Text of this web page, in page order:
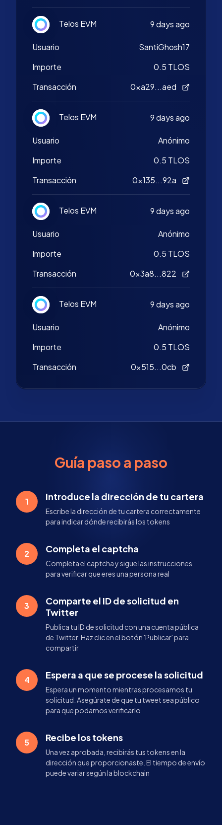
Telos EVM 9 days ago
Usuario
SantiGhosh17
Importe
0.5 TLOS
Transacción
0xa29...aed
Telos EVM 9 days ago
Usuario
Anónimo
Importe
0.5 TLOS
Transacción
0x135...92a
Telos EVM 9 days ago
Usuario
Anónimo
Importe
0.5 TLOS
Transacción
0x3a8...822
Telos EVM 9 days ago
Usuario
Anónimo
Importe
0.5 TLOS
Transacción
0x515...0cb
Guía paso a paso
1 Introduce la dirección de tu cartera
Escribe la dirección de tu cartera correctamente
para indicar dónde recibirás los tokens
2 Completa el captcha
Completa el captcha y sigue las instrucciones
para verificar que eres una persona real
3
Comparte el ID de solicitud en
Twitter
Publica tu ID de solicitud con una cuenta pública
de Twitter. Haz clic en el botón 'Publicar' para
compartir
4 Espera a que se procese la solicitud
Espera un momento mientras procesamos tu
solicitud. Asegúrate de que tu tweet sea público
para que podamos verificarlo
5 Recibe los tokens
Una vez aprobada, recibirás tus tokens en la
dirección que proporcionaste. El tiempo de envío
puede variar según la blockchain